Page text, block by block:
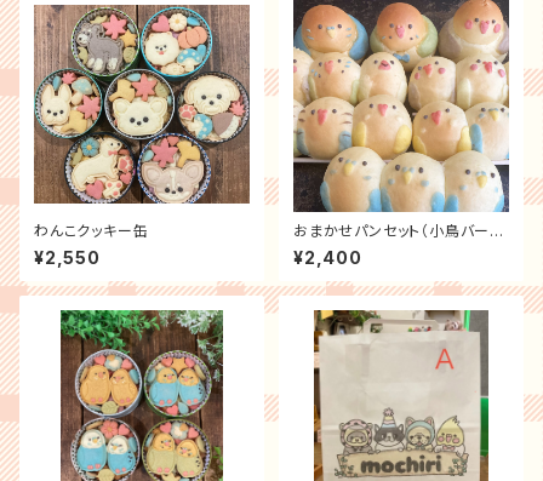
わんこクッキー缶
¥2,550
おまかせパンセット（小鳥バージ
ョン）
¥2,400